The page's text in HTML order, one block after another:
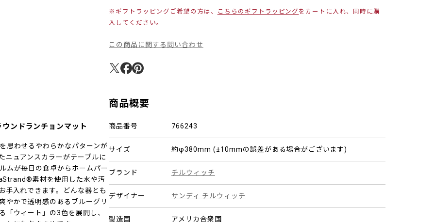
※ギフトラッピングご希望の方は、 こちらのギフトラッピング をカートに入れ、同時に購
入してください。
この商品に関する問い合わせ
ンドランチョンマット
思わせるやわらかなパターンが
ニュアンスカラーがテーブルに
ムが毎日の食卓からホームパー
素材を使用した水や汚
手入れできます。どんな器とも
やかで透明感のあるブルーグリ
「ウィート」の3色を展開し、
商品概要
商品番号 766243
サイズ 約φ380mm (±10mmの誤差がある場合がございます)
ブランド チルウィッチ
デザイナー サンディ チルウィッチ
製造国 アメリカ合衆国